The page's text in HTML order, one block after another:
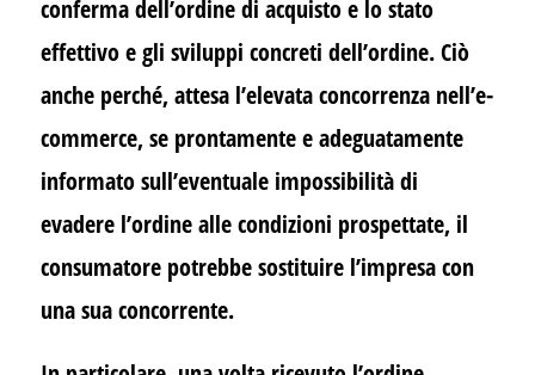
conferma dell’ordine di acquisto e lo stato
effettivo e gli sviluppi concreti dell’ordine. Ciò
anche perché, attesa l’elevata concorrenza nell’e-
commerce, se prontamente e adeguatamente
informato sull’eventuale impossibilità di
evadere l’ordine alle condizioni prospettate, il
consumatore potrebbe sostituire l’impresa con
una sua concorrente.